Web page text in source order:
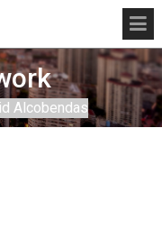
Alcobendas